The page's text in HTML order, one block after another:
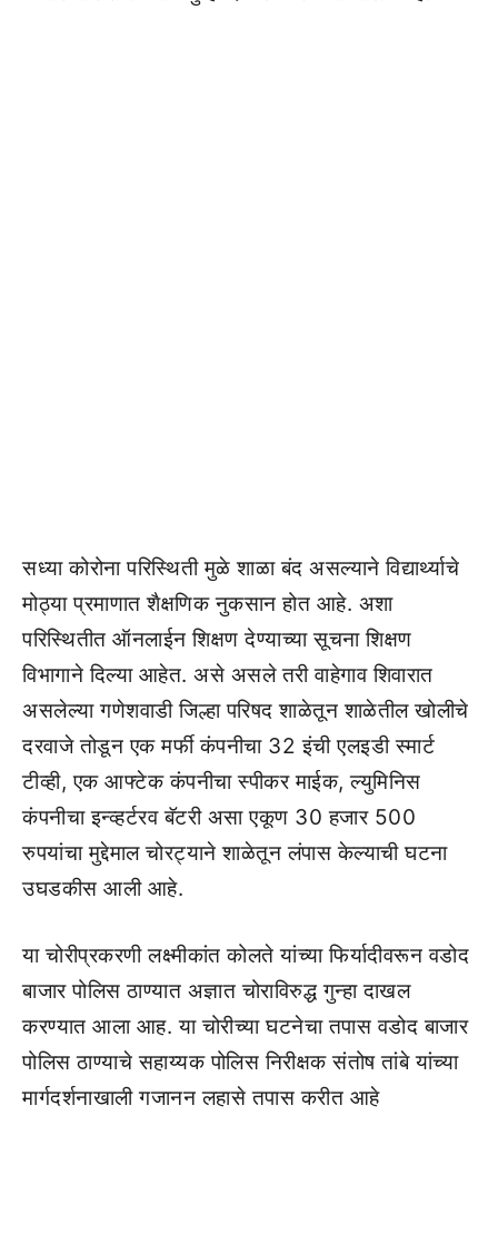
सध्या कोरोना परिस्थिती मुळे शाळा बंद असल्याने विद्यार्थ्याचे
मोठ्या प्रमाणात शैक्षणिक नुकसान होत आहे. अशा
परिस्थितीत ऑनलाईन शिक्षण देण्याच्या सूचना शिक्षण
विभागाने दिल्या आहेत. असे असले तरी वाहेगाव शिवारात
असलेल्या गणेशवाडी जिल्हा परिषद शाळेतून शाळेतील खोलीचे
दरवाजे तोडून एक मर्फी कंपनीचा 32 इंची एलइडी स्मार्ट
टीव्ही, एक आफ्टेक कंपनीचा स्पीकर माईक, ल्युमिनिस
कंपनीचा इन्व्हर्टरव बॅटरी असा एकूण 30 हजार 500
रुपयांचा मुद्देमाल चोरट्याने शाळेतून लंपास केल्याची घटना
उघडकीस आली आहे.
या चोरीप्रकरणी लक्ष्मीकांत कोलते यांच्या फिर्यादीवरून वडोद
बाजार पोलिस ठाण्यात अज्ञात चोराविरुद्ध गुन्हा दाखल
करण्यात आला आह. या चोरीच्या घटनेचा तपास वडोद बाजार
पोलिस ठाण्याचे सहाय्यक पोलिस निरीक्षक संतोष तांबे यांच्या
मार्गदर्शनाखाली गजानन लहासे तपास करीत आहे